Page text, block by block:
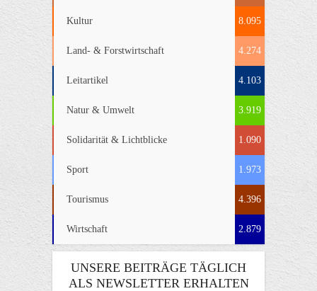
Kultur 8.095
Land- & Forstwirtschaft 4.274
Leitartikel 4.103
Natur & Umwelt 3.919
Solidarität & Lichtblicke 1.090
Sport 1.973
Tourismus 4.396
Wirtschaft 2.879
UNSERE BEITRÄGE TÄGLICH
ALS NEWSLETTER ERHALTEN